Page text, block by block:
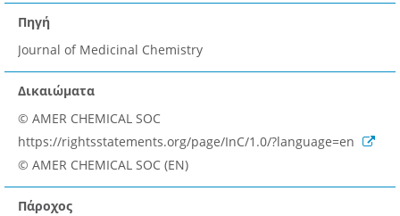
Πηγή
Journal of Medicinal Chemistry
Δικαιώματα
© AMER CHEMICAL SOC
https://rightsstatements.org/page/InC/1.0/?language=en
© AMER CHEMICAL SOC (EN)
Πάροχος